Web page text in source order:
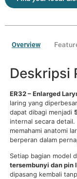
Overview
Deskripsi
ER32 – Enlarged
laring yang
dapat dibagi menjadi
internal secara
memahami anatomi
berperan dalam
Setiap bagian model
tersembunyi dan pin
dipasang kembali